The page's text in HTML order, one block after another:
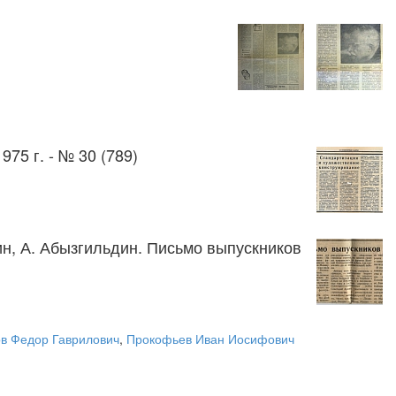
г. - № 30 (789)
А. Абызгильдин. Письмо выпускников
Федор Гаврилович, Прокофьев Иван Иосифович